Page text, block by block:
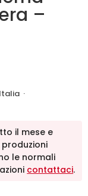
–
·
il mese e
le normali
contattaci.